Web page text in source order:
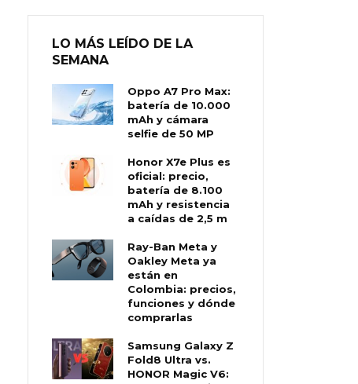
LO MÁS LEÍDO DE LA
SEMANA
Oppo A7 Pro Max:
batería de 10.000
mAh y cámara
selfie de 50 MP
Honor X7e Plus es
oficial: precio,
batería de 8.100
mAh y resistencia
a caídas de 2,5 m
Ray-Ban Meta y
Oakley Meta ya
están en
Colombia: precios,
funciones y dónde
comprarlas
Samsung Galaxy Z
Fold8 Ultra vs.
HONOR Magic V6: